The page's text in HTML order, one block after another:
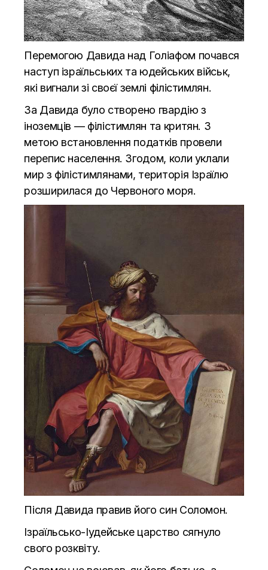
Перемогою Давида над Голіафом почався
наступ ізраїльських та юдейських військ,
які вигнали зі своєї землі філістимлян.
За Давида було створено гвардію з
іноземців — філістимлян та критян. З
метою встановлення податків провели
перепис населення. Згодом, коли уклали
мир з філістимлянами, територія Ізраїлю
розширилася до Червоного моря.
Після Давида правив його син Соломон.
Ізраїльсько-Іудейське царство сягнуло
свого розквіту.